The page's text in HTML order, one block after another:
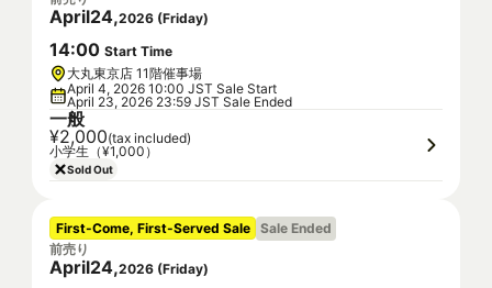
April24,2026 (Friday)
14:00 Start Time
大丸東京店 11階催事場
April 4, 2026 10:00 JST Sale Start
April 23, 2026 23:59 JST Sale Ended
一般
¥2,000(tax included)
小学生（¥1,000）
Sold Out
First-Come, First-Served Sale Sale Ended
前売り
April24,2026 (Friday)